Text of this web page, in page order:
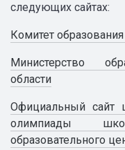
следующих сайтах:
Комитет
Министерство
области
Официальный сайт
олимпиады
образовательного